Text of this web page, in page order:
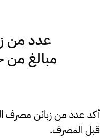
عدد من
مبالغ
أكد عدد من زبائن مصرف
قبل المصرف.